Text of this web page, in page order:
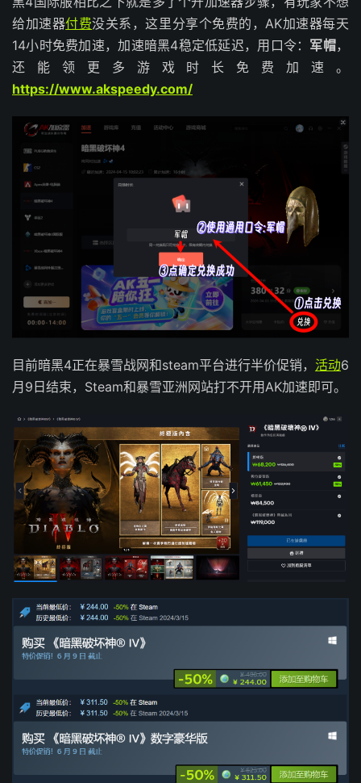
给加速器付费没关系，这里分享个免费的，AK加速器每天
14小时免费加速，加速暗黑4稳定低延迟，用口令： 军帽，
还能领更多游戏时长免费加速。
https://www.akspeedy.com/
目前暗黑4正在暴雪战网和steam平台进行半价促销， 活动6
月9日结束，Steam和暴雪亚洲网站打不开用AK加速即可。